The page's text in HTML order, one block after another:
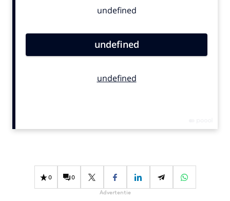
Bureaus
Effectiviteit
0 0
Advertentie